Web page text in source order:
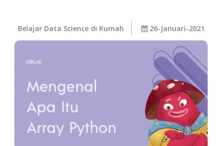
Belajar Data Science di Rumah 26-Januari-2021